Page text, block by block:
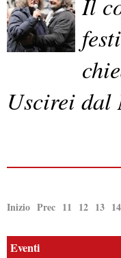
Uscirei dal
Inizio Prec 11 12 13 14
Eventi